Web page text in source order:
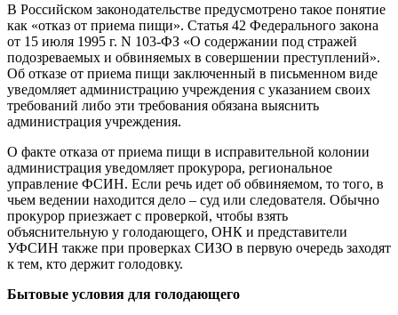
В Российском законодательстве предусмотрено такое понятие
как «отказ от приема пищи». Статья 42 Федерального закона
от 15 июля 1995 г. N 103-ФЗ «О содержании под стражей
подозреваемых и обвиняемых в совершении преступлений».
Об отказе от приема пищи заключенный в письменном виде
уведомляет администрацию учреждения с указанием своих
требований либо эти требования обязана выяснить
администрация учреждения.
О факте отказа от приема пищи в исправительной колонии
администрация уведомляет прокурора, региональное
управление ФСИН. Если речь идет об обвиняемом, то того, в
чьем ведении находится дело­ – суд или следователя. Обычно
прокурор приезжает с проверкой, чтобы взять
объяснительную у голодающего, ОНК и представители
УФСИН также при проверках СИЗО в первую очередь заходят
к тем, кто держит голодовку.
Бытовые условия для голодающего